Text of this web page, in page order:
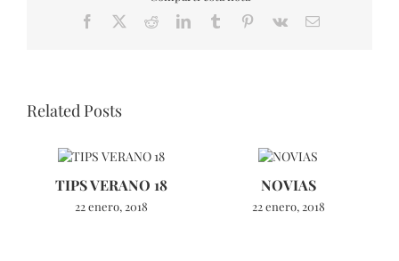
Facebook RedditLinkedInTumblr Pinterest
Vk Email
Related Posts
TIPS VERANO 18
22 enero, 2018
NOVIAS
22 enero, 2018